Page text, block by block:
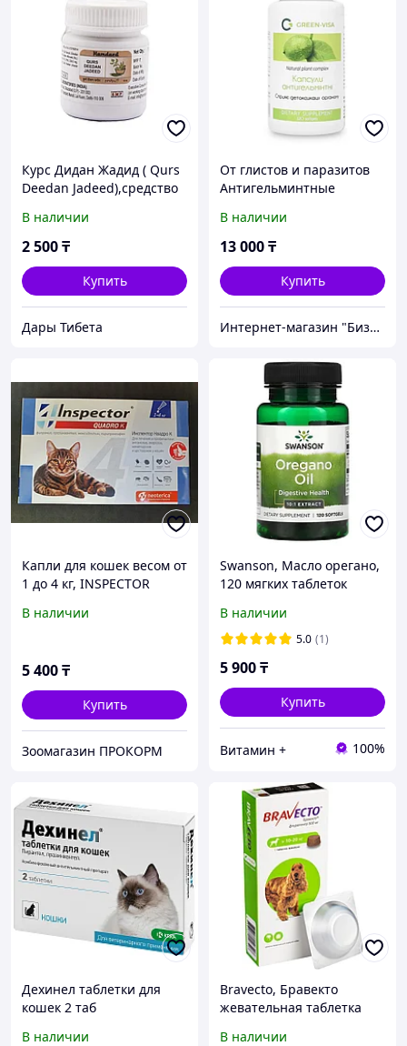
Курс Дидан Жадид ( Qurs
Deedan Jadeed),средство
В наличии
2 500₸
Купить
Дары Тибета
От глистов и паразитов
Антигельминтные
антипаразитарное
средство, детокс Грин-
В наличии
13 000₸
Купить
Интернет-магазин "Бизон" - территория выгодных приобретений
Капли для кошек весом от
1 до 4 кг, INSPECTOR
внутренних паразитов, 1
В наличии
5 400₸
Купить
Зоомагазин ПРОКОРМ
Swanson, Масло орегано,
120 мягких таблеток
В наличии
5.0 (1)
5 900₸
Купить
Витамин + 100%
Дехинел таблетки для
кошек 2 таб
В наличии
Bravecto, Бравекто
жевательная таблетка
В наличии